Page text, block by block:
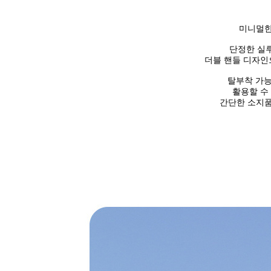
미니멀
단정한 실
더블 핸들 디자
탈부착 가
활용할
간단한 소지